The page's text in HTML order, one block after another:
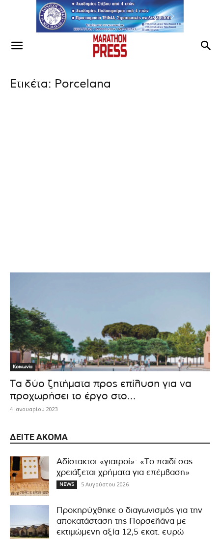
Ετικέτα: Porcelana
Κοινωνία
Τα δύο ζητήματα προς επίλυση για να
προχωρήσει το έργο στο...
4 Ιανουαρίου 2023
ΔΕΊΤΕ ΑΚΌΜΑ
Αδίστακτοι «γιατροί»: «Το παιδί σας
χρειάζεται χρήματα για επέμβαση»
NEWS 5 Αυγούστου 2026
Προκηρύχθηκε ο διαγωνισμός για την
αποκατάσταση της Πορσελάνα με
εκτιμώμενη αξία 12,5 εκατ. ευρώ